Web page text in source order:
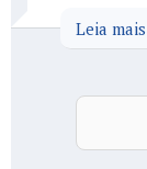
Leia mais